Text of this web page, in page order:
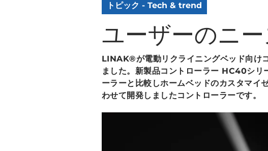
トピック - Tech & trend
ユーザーのニ
LINAK®が電動リクライニングベッド向け
ました。新製品コントローラー HC40シリ
ーラーと比較しホームベッドのカスタマイ
わせて開発しましたコントローラーです。